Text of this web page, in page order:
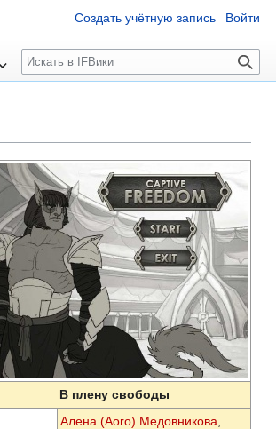
В плену свободы
Алена (Aoro) Медовникова
Создать учётную запись Войти
П
о
к